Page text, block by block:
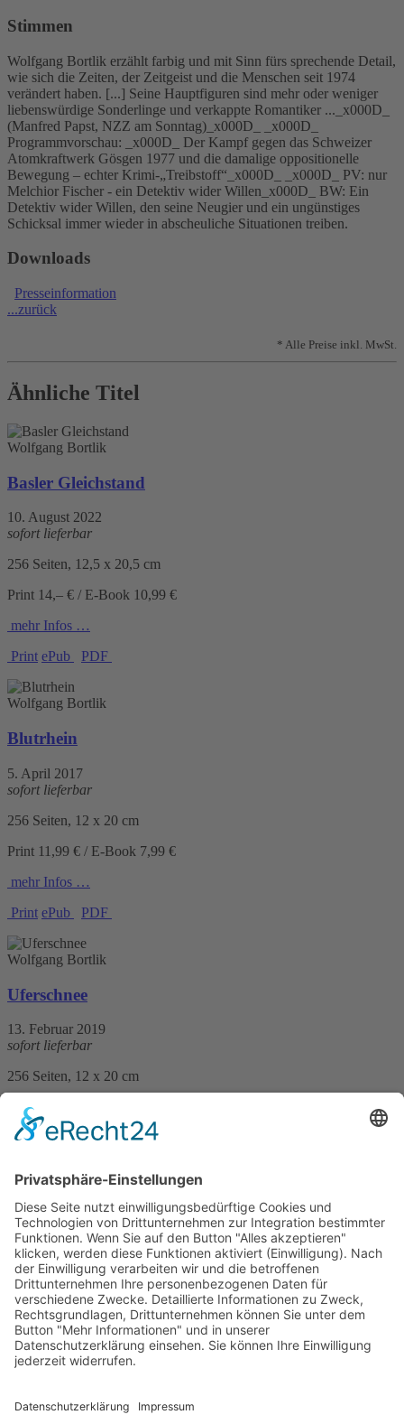
Stimmen
Wolfgang Bortlik erzählt farbig und mit Sinn fürs sprechende Detail,
wie sich die Zeiten, der Zeitgeist und die Menschen seit 1974
verändert haben. [...] Seine Hauptfiguren sind mehr oder weniger
liebenswürdige Sonderlinge und verkappte Romantiker ..._x000D_
(Manfred Papst, NZZ am Sonntag)_x000D_ _x000D_
Programmvorschau: _x000D_ Der Kampf gegen das Schweizer
Atomkraftwerk Gösgen 1977 und die damalige oppositionelle
Bewegung – echter Krimi-„Treibstoff“_x000D_ _x000D_ PV: nur
Melchior Fischer - ein Detektiv wider Willen_x000D_ BW: Ein
Detektiv wider Willen, den seine Neugier und ein ungünstiges
Schicksal immer wieder in abscheuliche Situationen treiben.
Downloads
Presseinformation
...zurück
* Alle Preise inkl. MwSt.
Ähnliche Titel
Wolfgang Bortlik
Basler Gleichstand
10. August 2022
sofort lieferbar
256 Seiten, 12,5 x 20,5 cm
Print 14,– € / E-Book 10,99 €
mehr Infos …
Print ePub PDF
Wolfgang Bortlik
Blutrhein
5. April 2017
sofort lieferbar
256 Seiten, 12 x 20 cm
Print 11,99 € / E-Book 7,99 €
mehr Infos …
Print ePub PDF
Wolfgang Bortlik
Uferschnee
13. Februar 2019
sofort lieferbar
256 Seiten, 12 x 20 cm
Print 14,– € / E-Book 10,99 €
mehr Infos …
Wolfgang Bortlik
Die drei schönsten Toten von Basel
15. Januar 2025
sofort lieferbar
256 Seiten, 12,5 x 20,5 cm
Print 16,– € / E-Book 11,99 €